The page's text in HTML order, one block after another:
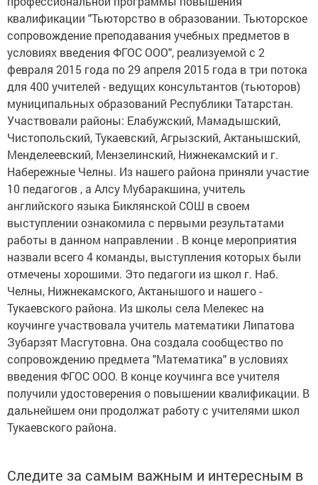
квалификации "Тьюторство в образовании. Тьюторское
сопровождение преподавания учебных предметов в
условиях введения ФГОС ООО", реализуемой с 2
февраля 2015 года по 29 апреля 2015 года в три потока
для 400 учителей - ведущих консультантов (тьюторов)
муниципальных образований Республики Татарстан.
Участвовали районы: Елабужский, Мамадышский,
Чистопольский, Тукаевский, Агрызский, Актанышский,
Менделеевский, Мензелинский, Нижнекамский и г.
Набережные Челны. Из нашего района приняли участие
10 педагогов , а Алсу Мубаракшина, учитель
английского языка Биклянской СОШ в своем
выступлении ознакомила с первыми результатами
работы в данном направлении . В конце мероприятия
назвали всего 4 команды, выступления которых были
отмечены хорошими. Это педагоги из школ г. Наб.
Челны, Нижнекамского, Актанышого и нашего -
Тукаевского района. Из школы села Мелекес на
коучинге участвовала учитель математики Липатова
Зубарзят Масгутовна. Она создала сообщество по
сопровождению предмета "Математика" в условиях
введения ФГОС ООО. В конце коучинга все учителя
получили удостоверения о повышении квалификации. В
дальнейшем они продолжат работу с учителями школ
Тукаевского района.
Следите за самым важным и интересным в